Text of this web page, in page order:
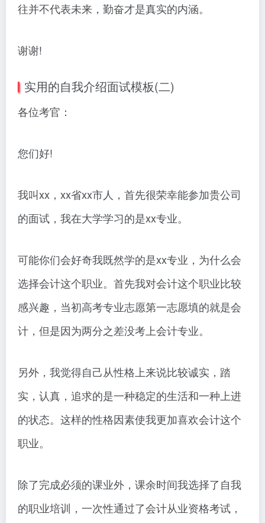
往并不代表未来，勤奋才是真实的内涵。
谢谢!
实用的自我介绍面试模板(二)
各位考官：
您们好!
我叫xx，xx省xx市人，首先很荣幸能参加贵公司
的面试，我在大学学习的是xx专业。
可能你们会好奇我既然学的是xx专业，为什么会
选择会计这个职业。首先我对会计这个职业比较
感兴趣，当初高考专业志愿第一志愿填的就是会
计，但是因为两分之差没考上会计专业。
另外，我觉得自己从性格上来说比较诚实，踏
实，认真，追求的是一种稳定的生活和一种上进
的状态。这样的性格因素使我更加喜欢会计这个
职业。
除了完成必须的课业外，课余时间我选择了自我
的职业培训，一次性通过了会计从业资格考试，